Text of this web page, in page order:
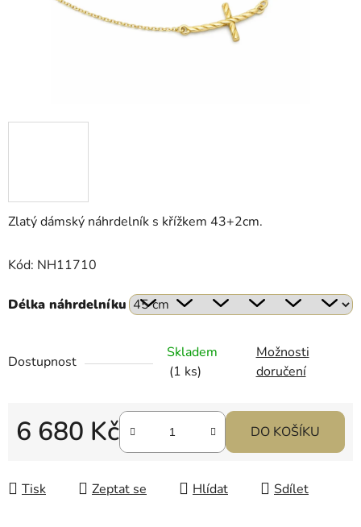
Zlatý dámský náhrdelník s křížkem 43+2cm.
Kód: NH11710
Délka náhrdelníku
Dostupnost
Skladem
(1 ks)
Možnosti
doručení
6 680 Kč DO KOŠÍKU
Tisk Zeptat se Hlídat Sdílet